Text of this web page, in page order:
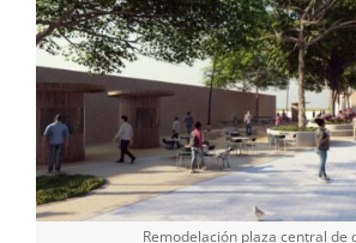
Remodelación plaza central de